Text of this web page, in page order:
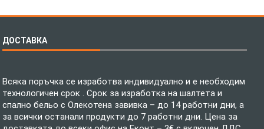
ДОСТАВКА
Всяка поръчка се изработва индивидуално и е необходим
технологичен срок . Срок за изработка на шалтета и
спално бельо с Олекотена завивка – до 14 работни дни, а
за всички останали продукти до 7 работни дни. Цена за